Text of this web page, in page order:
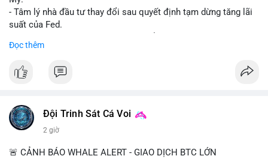
- Tâm lý nhà đầu tư thay đổi sau quyết định tạm dừng tăng lãi
suất của Fed.
theo.
#bitcoin #btc #cryptonews
#vlikevn #titanbot
📰 Nguồn: Cointelegraph
Đọc thêm
Đội Trinh Sát Cá Voi
2 giờ
🚨 CẢNH BÁO WHALE ALERT - GIAO DỊCH BTC LỚN